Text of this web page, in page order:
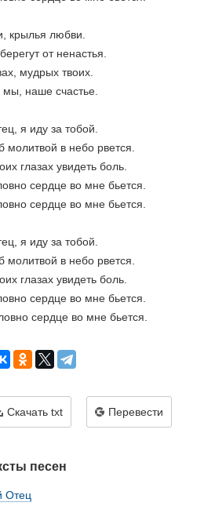
крылья любви.
от ненастья.
мудрых твоих.
наше счастье.
я иду за тобой.
молитвой в небо рвется.
глазах увидеть боль.
сердце во мне бьется.
сердце во мне бьется.
я иду за тобой.
молитвой в небо рвется.
глазах увидеть боль.
сердце во мне бьется.
сердце во мне бьется.
Скачать txt Перевести
песен
Отец